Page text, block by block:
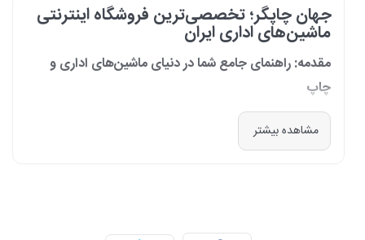
جهان چاپگر؛ تخصصی‌ترین فروشگاه اینترنتی
ماشین‌های اداری ایران
مقدمه: راهنمای جامع شما در دنیای ماشین‌های اداری و
چاپ
در دنیای پرشتاب امروز که کسب‌وکارها و سازمان‌ها برای افزایش بهره‌وری خود به
فناوری‌های نوین وابسته‌اند، دسترسی به ابزارهای کارآمد و قابل اعتماد یک
مشاهده بیشتر